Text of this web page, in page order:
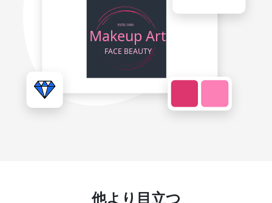
他より目立つ